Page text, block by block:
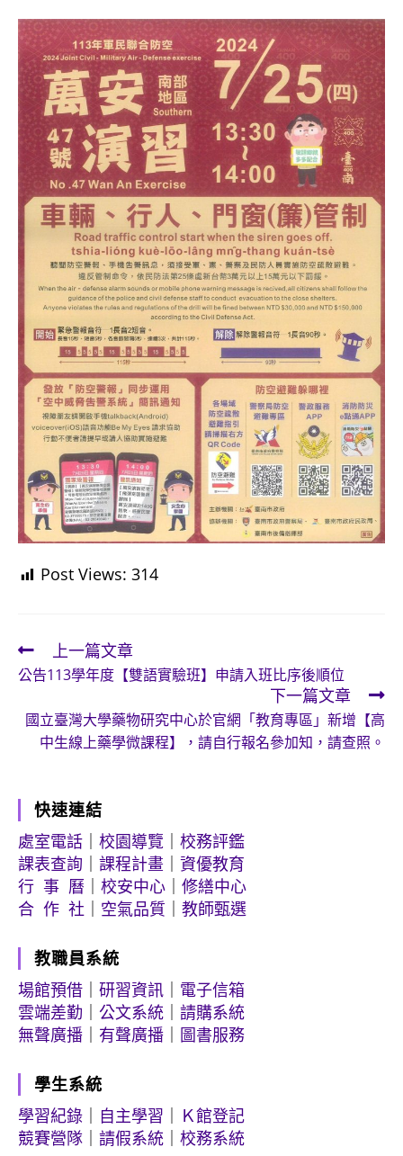
Post Views: 314
Read
more
articles
上一篇文章
公告113學年度【雙語實驗班】申請入班比序後順位
下一篇文章
國立臺灣大學藥物研究中心於官網「教育專區」新增【高
中生線上藥學微課程】，請自行報名參加知，請查照。
快速連結
處室電話
校園導覽
校務評鑑
課表查詢
課程計畫
資優教育
行 事 曆
校安中心
修繕中心
合 作 社
空氣品質 教師甄選
教職員系統
場館預借
研習資訊
電子信箱
雲端差勤
公文系統
請購系統
無聲廣播
有聲廣播 圖書服務
學生系統
學習紀錄
自主學習
Ｋ館登記
競賽營隊
請假系統 校務系統